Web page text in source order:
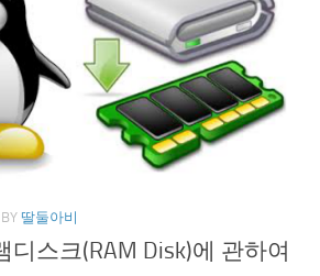
BY 딸둘아비
디스크(RAM Disk)에 관하여